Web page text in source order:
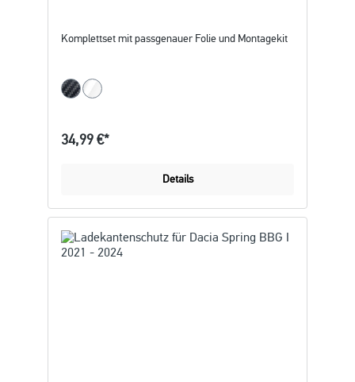
Komplettset mit passgenauer Folie und Montagekit
34,99 €*
Details